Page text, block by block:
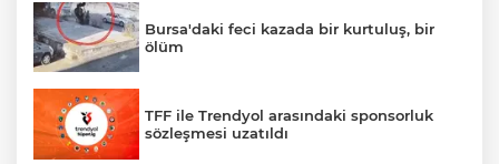
Bursa'daki feci kazada bir kurtuluş, bir
ölüm
TFF ile Trendyol arasındaki sponsorluk
sözleşmesi uzatıldı